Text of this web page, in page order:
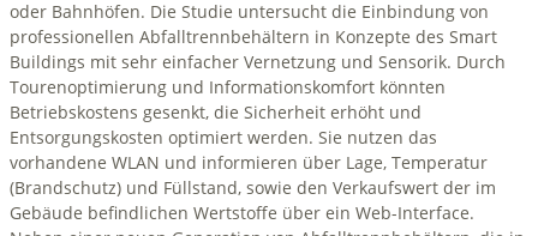
oder Bahnhöfen. Die Studie untersucht die Einbindung von
professionellen Abfalltrennbehältern in Konzepte des Smart
Buildings mit sehr einfacher Vernetzung und Sensorik. Durch
Tourenoptimierung und Informationskomfort könnten
Betriebskostens gesenkt, die Sicherheit erhöht und
Entsorgungskosten optimiert werden. Sie nutzen das
vorhandene WLAN und informieren über Lage, Temperatur
(Brandschutz) und Füllstand, sowie den Verkaufswert der im
Gebäude befindlichen Wertstoffe über ein Web-Interface.